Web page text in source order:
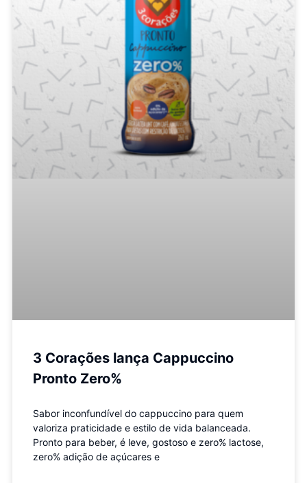
3 Corações lança Cappuccino
Pronto Zero%
Sabor inconfundível do cappuccino para quem
valoriza praticidade e estilo de vida balanceada.
Pronto para beber, é leve, gostoso e zero% lactose,
zero% adição de açúcares e